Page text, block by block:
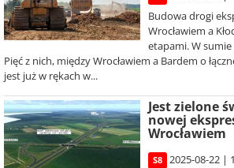
Budowa drogi
Wrocławiem a
etapami. W
Pięć z nich, między Wrocławiem a Bardem o
jest już w rękach w...
Jest zielone
nowej
Wrocławiem
S8
2025-08-22 |